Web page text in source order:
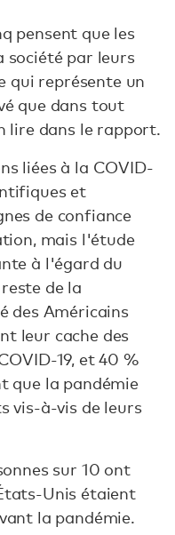
pensent que les
société par leurs
qui représente un
que dans tout
lire dans le rapport.
liées à la COVID-
et
de confiance
mais l'étude
à l'égard du
de la
des Américains
leur cache des
19, et 40 %
que la pandémie
vis-à-vis de leurs
sur 10 ont
Unis étaient
la pandémie.